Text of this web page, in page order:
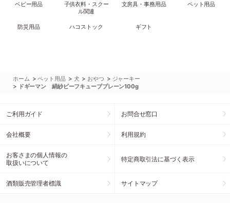
ベビー用品
子供衣料・スクー
ル関連
文房具・事務用品 ペット用品
防災用品 ハコストック ギフト
ホーム >ペット用品 > 犬 > おやつ > ジャーキー
> ドギーマン 絹紗ビーフキューブプレーン100g
ご利用ガイド お問合せ窓口
会社概要 利用規約
お客さまの個人情報の
取扱いについて
特定商取引法に基づく表示
酒類販売管理者標識 サイトマップ